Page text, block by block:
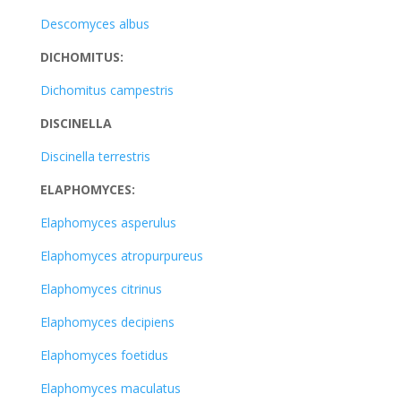
Descomyces albus
DICHOMITUS:
Dichomitus campestris
DISCINELLA
Discinella terrestris
ELAPHOMYCES:
Elaphomyces asperulus
Elaphomyces atropurpureus
Elaphomyces citrinus
Elaphomyces decipiens
Elaphomyces foetidus
Elaphomyces maculatus